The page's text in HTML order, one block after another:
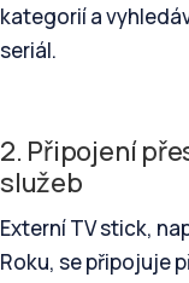
kategorií a
seriál.
2. Připojení
služeb
Externí TV stick,
Roku, se připojuje